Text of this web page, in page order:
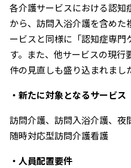
各介護サービスにおける認
から、訪問入浴介護を含め
ービスと同様に「認知症専
す。また、他サービスの現
件の見直しも盛り込まれまし
・新たに対象となるサービス
訪問介護、訪問入浴介護、夜
随時対応型訪問介護看護
・人員配置要件